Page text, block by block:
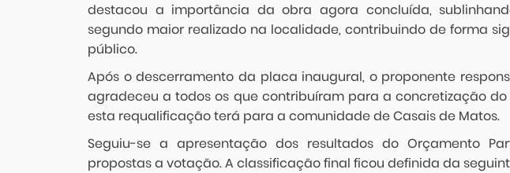
destacou a importância da obra agora concluída,
segundo maior realizado na localidade, contribuindo de forma
público.
Após o descerramento da placa inaugural, o proponente
agradeceu a todos os que contribuíram para a concretização
esta requalificação terá para a comunidade de Casais de Matos.
Seguiu-se a apresentação dos resultados do Orçamento
propostas a votação. A classificação final ficou definida da